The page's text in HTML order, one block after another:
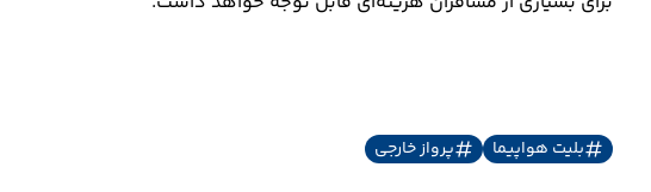
بلیت هواپیما پرواز خارجی